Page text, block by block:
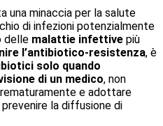
una minaccia per la salute
di infezioni potenzialmente
delle malattie infettive più
l’antibiotico-resistenza, è
solo quando
di un medico, non
e adottare
la diffusione di